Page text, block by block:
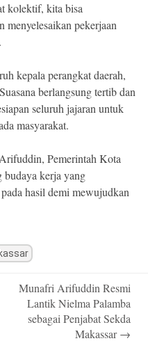
kolektif, kita bisa
menyelesaikan pekerjaan
kepala perangkat daerah,
berlangsung tertib dan
seluruh jajaran untuk
masyarakat.
Pemerintah Kota
budaya kerja yang
hasil demi mewujudkan
Munafri Arifuddin Resmi
Lantik Nielma Palamba
sebagai Penjabat Sekda
Makassar→